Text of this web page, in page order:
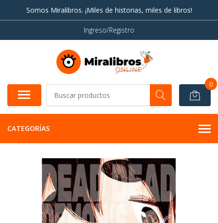
Somos Miralibros. ¡Miles de historias, miles de libros!
Ingreso/Registro
0
CATEGORÍAS